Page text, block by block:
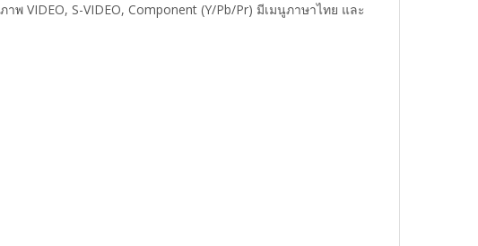
VIDEO, S-VIDEO, Component (Y/Pb/Pr) มีเมนูภาษาไทย และ